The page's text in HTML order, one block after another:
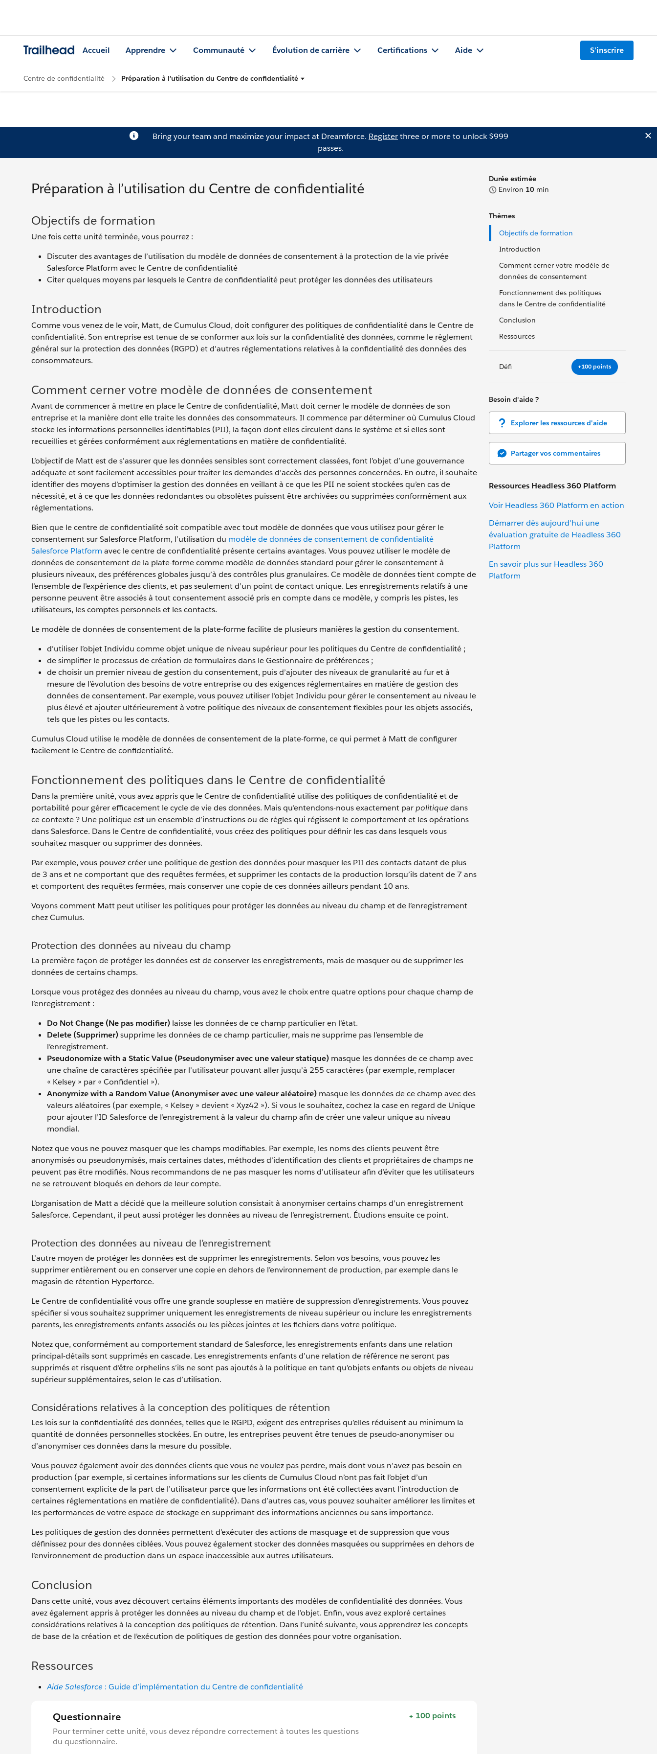
Trailhead Accueil Apprendre Communauté Évolution de carrière Certifications Aide S'inscrire
Centre de confidentialité Préparation à l’utilisation du Centre de confidentialité
Bring your team and maximize your impact at Dreamforce. Registerthree or more to unlock $999
passes.
Durée estimée
Environ 10 min
Thèmes
Objectifs de formation
Introduction
Comment cerner votre modèle de
données de consentement
Fonctionnement des politiques
dans le Centre de confidentialité
Conclusion
Ressources
Défi +100 points
Besoin d'aide ?
Explorer les ressources d'aide
Partager vos commentaires
Ressources Headless 360 Platform
Voir Headless 360 Platform en action
Démarrer dès aujourd'hui une
évaluation gratuite de Headless 360
Platform
En savoir plus sur Headless 360
Platform
Préparation à l’utilisation du Centre de confidentialité
Objectifs de formation
Une fois cette unité terminée, vous pourrez :
Discuter des avantages de l’utilisation du modèle de données de consentement à la protection de la vie privée
Salesforce Platform avec le Centre de confidentialité
Citer quelques moyens par lesquels le Centre de confidentialité peut protéger les données des utilisateurs
Introduction
Comme vous venez de le voir, Matt, de Cumulus Cloud, doit configurer des politiques de confidentialité dans le Centre de
confidentialité. Son entreprise est tenue de se conformer aux lois sur la confidentialité des données, comme le règlement
général sur la protection des données (RGPD) et d’autres réglementations relatives à la confidentialité des données des
consommateurs.
Comment cerner votre modèle de données de consentement
Avant de commencer à mettre en place le Centre de confidentialité, Matt doit cerner le modèle de données de son
entreprise et la manière dont elle traite les données des consommateurs. Il commence par déterminer où Cumulus Cloud
stocke les informations personnelles identifiables (PII), la façon dont elles circulent dans le système et si elles sont
recueillies et gérées conformément aux réglementations en matière de confidentialité.
L’objectif de Matt est de s’assurer que les données sensibles sont correctement classées, font l’objet d’une gouvernance
adéquate et sont facilement accessibles pour traiter les demandes d’accès des personnes concernées. En outre, il souhaite
identifier des moyens d’optimiser la gestion des données en veillant à ce que les PII ne soient stockées qu’en cas de
nécessité, et à ce que les données redondantes ou obsolètes puissent être archivées ou supprimées conformément aux
réglementations.
Bien que le centre de confidentialité soit compatible avec tout modèle de données que vous utilisez pour gérer le
consentement sur Salesforce Platform, l’utilisation du modèle de données de consentement de confidentialité
Salesforce Platform avec le centre de confidentialité présente certains avantages. Vous pouvez utiliser le modèle de
données de consentement de la plate-forme comme modèle de données standard pour gérer le consentement à
plusieurs niveaux, des préférences globales jusqu’à des contrôles plus granulaires. Ce modèle de données tient compte de
l’ensemble de l’expérience des clients, et pas seulement d’un point de contact unique. Les enregistrements relatifs à une
personne peuvent être associés à tout consentement associé pris en compte dans ce modèle, y compris les pistes, les
utilisateurs, les comptes personnels et les contacts.
Le modèle de données de consentement de la plate-forme facilite de plusieurs manières la gestion du consentement.
d’utiliser l’objet Individu comme objet unique de niveau supérieur pour les politiques du Centre de confidentialité ;
de simplifier le processus de création de formulaires dans le Gestionnaire de préférences ;
de choisir un premier niveau de gestion du consentement, puis d’ajouter des niveaux de granularité au fur et à
mesure de l’évolution des besoins de votre entreprise ou des exigences réglementaires en matière de gestion des
données de consentement. Par exemple, vous pouvez utiliser l’objet Individu pour gérer le consentement au niveau le
plus élevé et ajouter ultérieurement à votre politique des niveaux de consentement flexibles pour les objets associés,
tels que les pistes ou les contacts.
Cumulus Cloud utilise le modèle de données de consentement de la plate-forme, ce qui permet à Matt de configurer
facilement le Centre de confidentialité.
Fonctionnement des politiques dans le Centre de confidentialité
Dans la première unité, vous avez appris que le Centre de confidentialité utilise des politiques de confidentialité et de
portabilité pour gérer efficacement le cycle de vie des données. Mais qu’entendons-nous exactement parpolitique dans
ce contexte ? Une politique est un ensemble d’instructions ou de règles qui régissent le comportement et les opérations
dans Salesforce. Dans le Centre de confidentialité, vous créez des politiques pour définir les cas dans lesquels vous
souhaitez masquer ou supprimer des données.
Par exemple, vous pouvez créer une politique de gestion des données pour masquer les PII des contacts datant de plus
de 3 ans et ne comportant que des requêtes fermées, et supprimer les contacts de la production lorsqu’ils datent de 7 ans
et comportent des requêtes fermées, mais conserver une copie de ces données ailleurs pendant 10 ans.
Voyons comment Matt peut utiliser les politiques pour protéger les données au niveau du champ et de l’enregistrement
chez Cumulus.
Protection des données au niveau du champ
La première façon de protéger les données est de conserver les enregistrements, mais de masquer ou de supprimer les
données de certains champs.
Lorsque vous protégez des données au niveau du champ, vous avez le choix entre quatre options pour chaque champ de
l’enregistrement :
Do Not Change (Ne pas modifier) laisse les données de ce champ particulier en l’état.
Delete (Supprimer)supprime les données de ce champ particulier, mais ne supprime pas l’ensemble de
l’enregistrement.
Pseudonomize with a Static Value (Pseudonymiser avec une valeur statique) masque les données de ce champ avec
une chaîne de caractères spécifiée par l’utilisateur pouvant aller jusqu’à 255 caractères (par exemple, remplacer
« Kelsey » par « Confidentiel »).
Anonymize with a Random Value (Anonymiser avec une valeur aléatoire) masque les données de ce champ avec des
valeurs aléatoires (par exemple, « Kelsey » devient « Xyz42 »). Si vous le souhaitez, cochez la case en regard de Unique
pour ajouter l’ID Salesforce de l’enregistrement à la valeur du champ afin de créer une valeur unique au niveau
mondial.
Notez que vous ne pouvez masquer que les champs modifiables. Par exemple, les noms des clients peuvent être
anonymisés ou pseudonymisés, mais certaines dates, méthodes d’identification des clients et propriétaires de champs ne
peuvent pas être modifiés. Nous recommandons de ne pas masquer les noms d’utilisateur afin d’éviter que les utilisateurs
ne se retrouvent bloqués en dehors de leur compte.
L’organisation de Matt a décidé que la meilleure solution consistait à anonymiser certains champs d’un enregistrement
Salesforce. Cependant, il peut aussi protéger les données au niveau de l’enregistrement. Étudions ensuite ce point.
Protection des données au niveau de l’enregistrement
L’autre moyen de protéger les données est de supprimer les enregistrements. Selon vos besoins, vous pouvez les
supprimer entièrement ou en conserver une copie en dehors de l’environnement de production, par exemple dans le
magasin de rétention Hyperforce.
Le Centre de confidentialité vous offre une grande souplesse en matière de suppression d’enregistrements. Vous pouvez
spécifier si vous souhaitez supprimer uniquement les enregistrements de niveau supérieur ou inclure les enregistrements
parents, les enregistrements enfants associés ou les pièces jointes et les fichiers dans votre politique.
Notez que, conformément au comportement standard de Salesforce, les enregistrements enfants dans une relation
principal-détails sont supprimés en cascade. Les enregistrements enfants d’une relation de référence ne seront pas
supprimés et risquent d’être orphelins s’ils ne sont pas ajoutés à la politique en tant qu’objets enfants ou objets de niveau
supérieur supplémentaires, selon le cas d’utilisation.
Considérations relatives à la conception des politiques de rétention
Les lois sur la confidentialité des données, telles que le RGPD, exigent des entreprises qu’elles réduisent au minimum la
quantité de données personnelles stockées. En outre, les entreprises peuvent être tenues de pseudo-anonymiser ou
d’anonymiser ces données dans la mesure du possible.
Vous pouvez également avoir des données clients que vous ne voulez pas perdre, mais dont vous n’avez pas besoin en
production (par exemple, si certaines informations sur les clients de Cumulus Cloud n’ont pas fait l’objet d’un
consentement explicite de la part de l’utilisateur parce que les informations ont été collectées avant l’introduction de
certaines réglementations en matière de confidentialité). Dans d’autres cas, vous pouvez souhaiter améliorer les limites et
les performances de votre espace de stockage en supprimant des informations anciennes ou sans importance.
Les politiques de gestion des données permettent d’exécuter des actions de masquage et de suppression que vous
définissez pour des données ciblées. Vous pouvez également stocker des données masquées ou supprimées en dehors de
l’environnement de production dans un espace inaccessible aux autres utilisateurs.
Conclusion
Dans cette unité, vous avez découvert certains éléments importants des modèles de confidentialité des données. Vous
avez également appris à protéger les données au niveau du champ et de l’objet. Enfin, vous avez exploré certaines
considérations relatives à la conception des politiques de rétention. Dans l’unité suivante, vous apprendrez les concepts
de base de la création et de l’exécution de politiques de gestion des données pour votre organisation.
Ressources
Aide Salesforce : Guide d’implémentation du Centre de confidentialité